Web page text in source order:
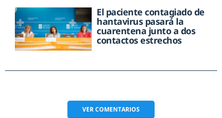
El paciente contagiado de
hantavirus pasará la
cuarentena junto a dos
contactos estrechos
VERCOMENTARIOS